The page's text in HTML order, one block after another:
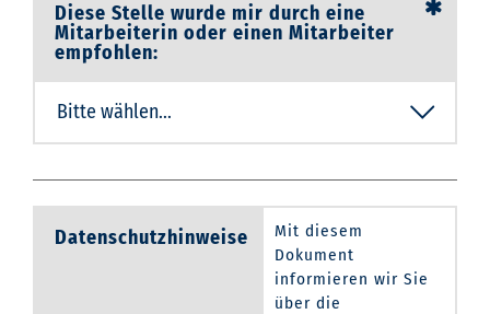
Diese Stelle wurde mir durch eine
Mitarbeiterin oder einen Mitarbeiter
empfohlen:
Datenschutzhinweise
Mit diesem
Dokument
informieren wir Sie
über die